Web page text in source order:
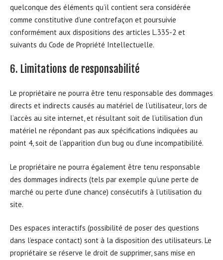
quelconque des éléments qu’il contient sera considérée
comme constitutive d’une contrefaçon et poursuivie
conformément aux dispositions des articles L.335-2 et
suivants du Code de Propriété Intellectuelle.
6. Limitations de responsabilité
Le propriétaire ne pourra être tenu responsable des dommages
directs et indirects causés au matériel de l’utilisateur, lors de
l’accès au site internet, et résultant soit de l’utilisation d’un
matériel ne répondant pas aux spécifications indiquées au
point 4, soit de l’apparition d’un bug ou d’une incompatibilité.
Le propriétaire ne pourra également être tenu responsable
des dommages indirects (tels par exemple qu’une perte de
marché ou perte d’une chance) consécutifs à l’utilisation du
site.
Des espaces interactifs (possibilité de poser des questions
dans l’espace contact) sont à la disposition des utilisateurs. Le
propriétaire se réserve le droit de supprimer, sans mise en